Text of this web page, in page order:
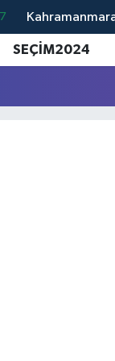
SEÇİM2024